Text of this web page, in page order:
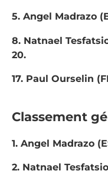
5. Angel Madrazo
8. Natnael
20.
17. Paul Ourselin
Classement
1. Angel Madrazo
2. Natnael